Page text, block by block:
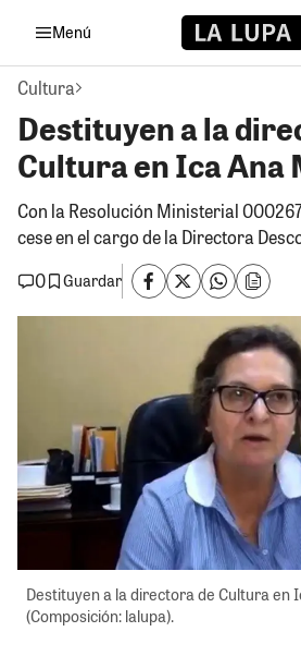
Menú
Cultura
Destituyen a la
Cultura en Ica Ana
Con la Resolución Ministerial
cese en el cargo de la Directora
0
Guardar
Destituyen a la directora de Cultura en
(Composición: lalupa).